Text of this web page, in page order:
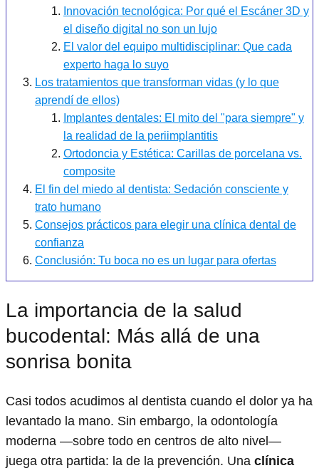
Innovación tecnológica: Por qué el Escáner 3D y
el diseño digital no son un lujo
El valor del equipo multidisciplinar: Que cada
experto haga lo suyo
Los tratamientos que transforman vidas (y lo que
aprendí de ellos)
Implantes dentales: El mito del "para siempre" y
la realidad de la periimplantitis
Ortodoncia y Estética: Carillas de porcelana vs.
composite
El fin del miedo al dentista: Sedación consciente y
trato humano
Consejos prácticos para elegir una clínica dental de
confianza
Conclusión: Tu boca no es un lugar para ofertas
La importancia de la salud
bucodental: Más allá de una
sonrisa bonita
Casi todos acudimos al dentista cuando el dolor ya ha
levantado la mano. Sin embargo, la odontología
moderna —sobre todo en centros de alto nivel—
juega otra partida: la de la prevención. Una clínica